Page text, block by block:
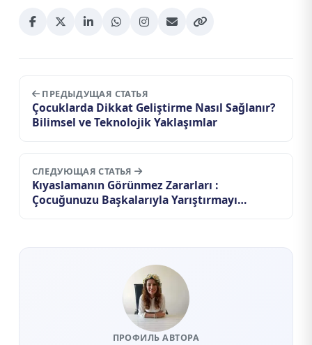
ПРЕДЫДУЩАЯ СТАТЬЯ
Çocuklarda Dikkat Geliştirme Nasıl Sağlanır?
Bilimsel ve Teknolojik Yaklaşımlar
СЛЕДУЮЩАЯ СТАТЬЯ
Kıyaslamanın Görünmez Zararları :
Çocuğunuzu Başkalarıyla Yarıştırmayı
ПРОФИЛЬ АВТОРА